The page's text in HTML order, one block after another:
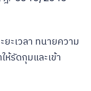
ะเวลา ทนายความ
ห้รัดกุมและเข้า